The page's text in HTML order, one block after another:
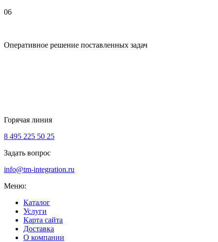
06
Оперативное решение поставленных задач
Горячая линия
8 495 225 50 25
Задать вопрос
info@tm-integration.ru
Меню:
Каталог
Услуги
Карта сайта
Доставка
О компании